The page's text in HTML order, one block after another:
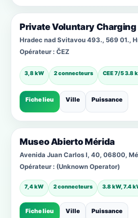
Private Voluntary
Hradec nad Svitavou 493., 569 01.,
Opérateur : ČEZ
3,8 kW 2 connecteurs CEE 7/5 3.8
Fiche lieu Ville Puissance
Museo Abierto Mérida
Avenida Juan Carlos I, 40, 06800,
Opérateur : (Unknown Operator)
7,4 kW 2 connecteurs 3.8 kW, 7.4
Fiche lieu Ville Puissance